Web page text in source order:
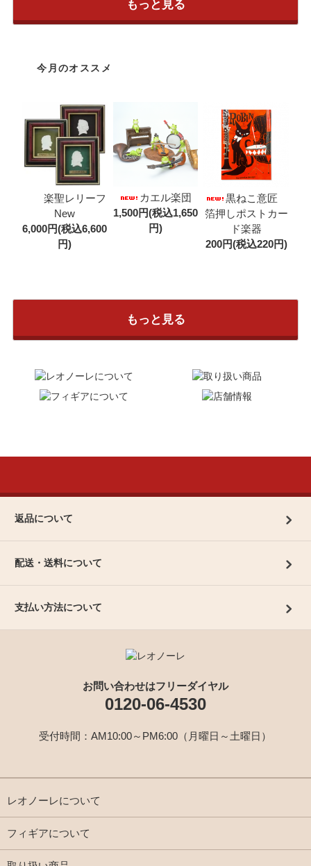
もっと見る
今月のオススメ
楽聖レリーフ
New
6,000円(税込6,600
円)
カエル楽団
1,500円(税込1,650
円)
黒ねこ意匠
箔押しポストカー
ド楽器
200円(税込220円)
もっと見る
返品について
配送・送料について
支払い方法について
お問い合わせはフリーダイヤル
0120-06-4530
受付時間：AM10:00～PM6:00（月曜日～土曜日）
レオノーレについて
フィギアについて